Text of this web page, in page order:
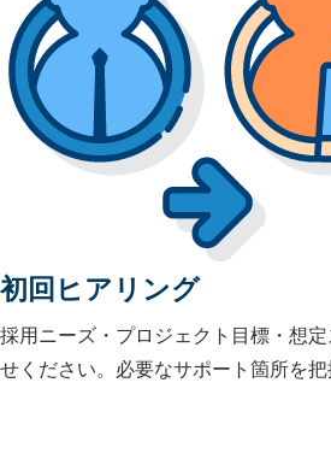
初回ヒアリング
採用ニーズ・プロジェクト目標・想
せください。必要なサポート箇所を把